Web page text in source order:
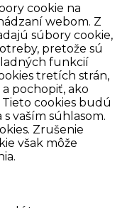
cookie na
webom. Z
súbory cookie,
pretože sú
funkcií
tretích strán,
pochopiť, ako
cookies budú
vaším súhlasom.
Zrušenie
však môže